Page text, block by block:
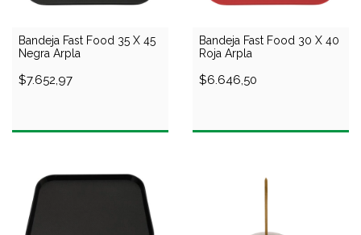
Bandeja Fast Food 35 X 45
Negra Arpla
$7.652,97
Bandeja Fast Food 30 X 40
Roja Arpla
$6.646,50